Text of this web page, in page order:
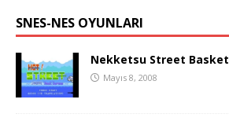
SNES-NES OYUNLARI
Nekketsu Street Basket
Mayıs 8, 2008